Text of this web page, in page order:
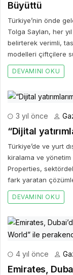
Büyüttü
Türkiye’nin önde
Tolga Saylan, her yıl
belirterek verimli,
modelleri çiftçilere
DEVAMINI OKU
3 yıl önce
“Dijital
Türkiye’de ve yurt
kiralama ve
Properties,
fark yaratan
DEVAMINI OKU
4 yıl önce
Emirates,